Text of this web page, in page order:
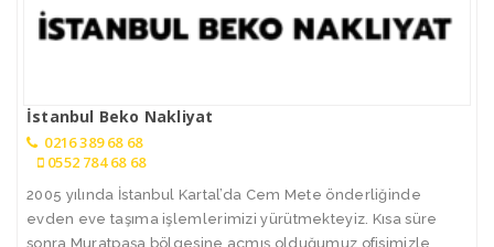
İstanbul Beko Nakliyat
0216 389 68 68
0552 784 68 68
2005 yılında İstanbul Kartal’da Cem Mete önderliğinde
evden eve taşıma işlemlerimizi yürütmekteyiz. Kısa süre
sonra Muratpaşa bölgesine açmış olduğumuz ofisimizle